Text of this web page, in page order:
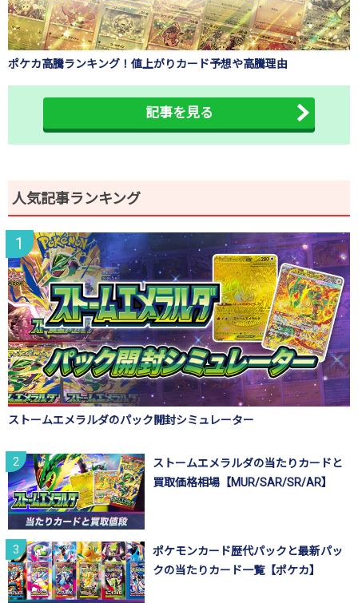
ポケカ高騰ランキング！値上がりカード予想や高騰理由
記事を見る
人気記事ランキング
ストームエメラルダのパック開封シミュレーター
ストームエメラルダの当たりカードと
買取価格相場【MUR/SAR/SR/AR】
ポケモンカード歴代パックと最新パッ
クの当たりカード一覧【ポケカ】